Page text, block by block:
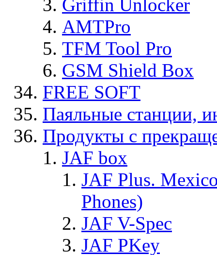
Griffin Unlocker
AMTPro
TFM Tool Pro
GSM Shield Box
FREE SOFT
Паяльные станции,
Продукты с
JAF box
JAF Plus.
Phones)
JAF V-Spec
JAF PKey